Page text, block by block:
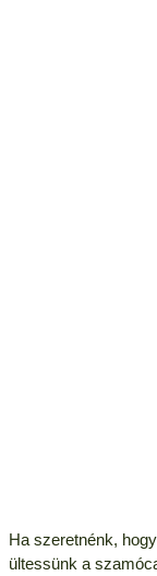
Ha szeretnénk,
ültessünk a